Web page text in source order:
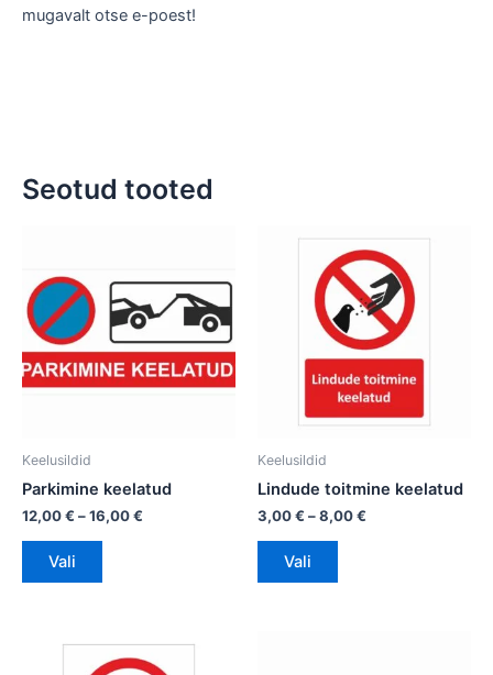
mugavalt otse e-poest!
Seotud tooted
Keelusildid
Parkimine keelatud
12,00€ –16,00€
16,00 €
Vali
on
mitu
varianti.
Valikuid
Keelusildid
Lindude toitmine keelatud
3,00€ –8,00€
3,00 €
kuni
8,00 €
Vali
tootel
on
mitu
varianti.
Valikuid
saab
teha
3,00 €
Sellel
tootel